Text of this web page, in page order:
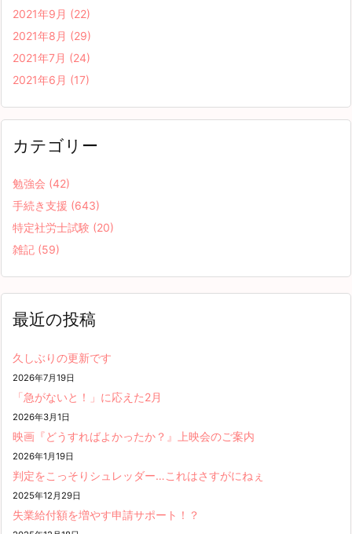
2021年9月 (22)
2021年8月 (29)
2021年7月 (24)
2021年6月 (17)
カテゴリー
勉強会 (42)
手続き支援 (643)
特定社労士試験 (20)
雑記 (59)
最近の投稿
久しぶりの更新です
2026年7月19日
「急がないと！」に応えた2月
2026年3月1日
映画『どうすればよかったか？』上映会のご案内
2026年1月19日
判定をこっそりシュレッダー…これはさすがにねぇ
2025年12月29日
失業給付額を増やす申請サポート！？